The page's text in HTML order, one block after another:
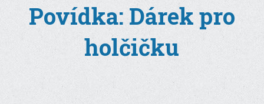
Reference
Povídka: Dárek pro
holčičku